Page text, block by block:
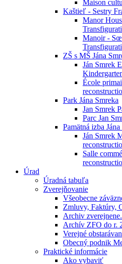
Maison
Kaštieľ - Sestry
Manor
Manoir -
ZŠ s MŠ Jána
Ján Smrek
École
Park Jána Smreka
Jan Smrek
Parc Jan
Pamätná izba
Ján Smrek
Salle
Úrad
Úradná tabuľa
Zverejňovanie
Všeobecne
Zmluvy, Faktúry,
Archiv
Archív ZFO do r.
Verejné
Obecný podnik
Praktické informácie
Ako vybaviť